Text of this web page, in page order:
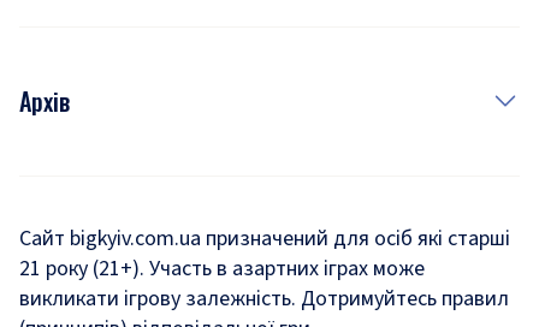
Архів
Комуналка
Хроніки війни
Сайт bigkyiv.com.ua призначений для осіб які старші
21 року (21+). Участь в азартних іграх може
викликати ігрову залежність. Дотримуйтесь правил